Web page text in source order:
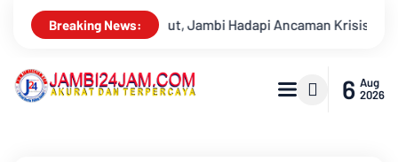
Breaking News:
Krisis Air Bersih dan Karhutla Sungai Batanghari
6 Aug
2026